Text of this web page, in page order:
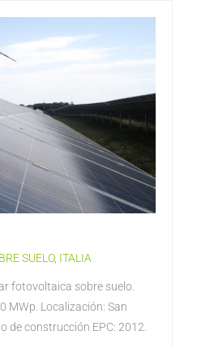
SUELO, ITALIA
fotovoltaica sobre suelo.
MWp. Localización: San
de construcción EPC: 2012.